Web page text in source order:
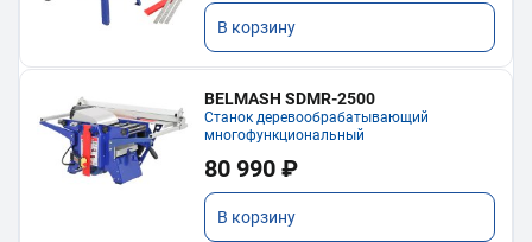
В корзину
BELMASH SDMR-2500
Станок деревообрабатывающий
многофункциональный
80 990 ₽
В корзину